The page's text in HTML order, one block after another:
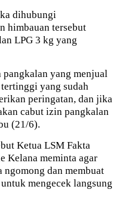
dihubungi
himbauan tersebut
LPG 3 kg yang
yang menjual
yang sudah
peringatan, dan jika
cabut izin pangkalan
(21/6).
Ketua LSM Fakta
Kelana meminta agar
ngomong dan membuat
mengecek langsung